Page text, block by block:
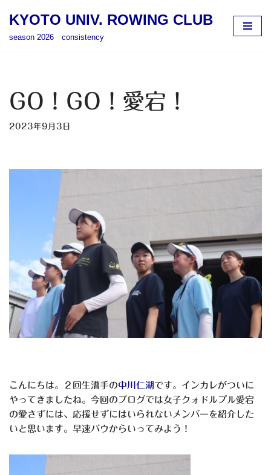
ツ
へ
KYOTO UNIV. ROWING CLUB
season 2026 consistency
GO！GO！愛宕！
2023年9月3日
こんにちは。２回生漕手の中川仁湖 です。インカレがついに
やってきましたね。今回のブログでは女子クォドルプル愛宕
の愛さずには、応援せずにはいられないメンバーを紹介した
いと思います。早速バウからいってみよう！